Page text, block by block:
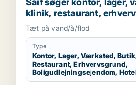
Saif søger kontor, lager,
klinik, restaurant,
boligudlejningsejendom,
produktionslokaler eller
Storkøbenhavn
Tæt på vand/å/flod.
Type
Kontor, Lager, Værksted,
Restaurant, Erhvervsgrund,
Boligudlejningsejendom,
Produktionslokaler, Garage